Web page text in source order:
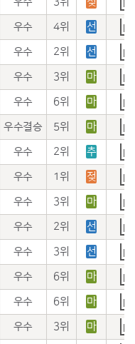
우수 4위 선
우수 2위 선
우수 3위 마
우수 6위 마
우수결승 5위 마
우수 2위 추
우수 1위 젖
우수 3위 마
우수 2위 선
우수 3위 선
우수 6위 마
우수 6위 마
우수 3위 마